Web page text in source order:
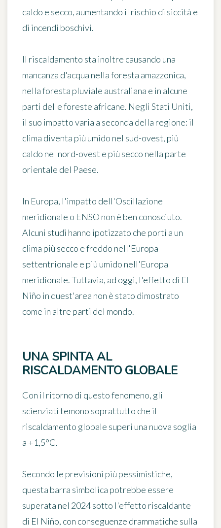
caldo e secco, aumentando il rischio di siccità e
di incendi boschivi.
Il riscaldamento sta inoltre causando una
mancanza d'acqua nella foresta amazzonica,
nella foresta pluviale australiana e in alcune
parti delle foreste africane. Negli Stati Uniti,
il suo impatto varia a seconda della regione: il
clima diventa più umido nel sud-ovest, più
caldo nel nord-ovest e più secco nella parte
orientale del Paese.
In Europa, l'impatto dell'Oscillazione
meridionale o ENSO non è ben conosciuto.
Alcuni studi hanno ipotizzato che porti a un
clima più secco e freddo nell'Europa
settentrionale e più umido nell'Europa
meridionale. Tuttavia, ad oggi, l'effetto di El
Niño in quest'area non è stato dimostrato
come in altre parti del mondo.
UNA SPINTA AL
RISCALDAMENTO GLOBALE
Con il ritorno di questo fenomeno, gli
scienziati temono soprattutto che il
riscaldamento globale superi una nuova soglia
a +1,5°C.
Secondo le previsioni più pessimistiche,
questa barra simbolica potrebbe essere
superata nel 2024 sotto l'effetto riscaldante
di El Niño, con conseguenze drammatiche sulla